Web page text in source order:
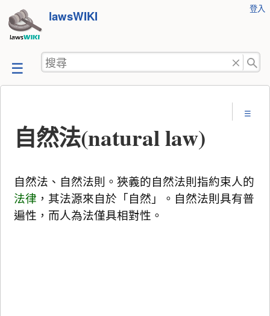
跳
至
容
lawsWIKI
工
登入
搜
尋
自然法(natural law)
自然法、自然法則。狹義的自然法則指約束人的
法律 ，其法源來自於「自然」。自然法則具有普
遍性，而人為法僅具相對性。